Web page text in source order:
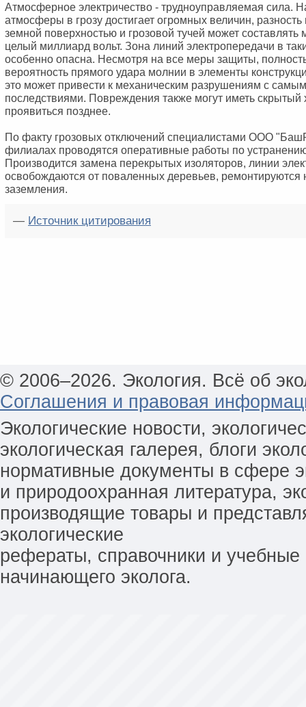
Атмосферное электричество - трудноуправляемая сила.
атмосферы в грозу достигает огромных величин,
земной поверхностью и грозовой тучей может составлять
целый миллиард вольт. Зона линий электропередачи в
особенно опасна. Несмотря на все меры защиты,
вероятность прямого удара молнии в элементы
это может привести к механическим разрушениям с
последствиями. Повреждения также могут иметь скрытый
проявиться позднее.
По факту грозовых отключений специалистами ООО
филиалах проводятся оперативные работы по
Производится замена перекрытых изоляторов, линии
освобождаются от поваленных деревьев, ремонтируются
заземления.
— Источник цитирования
© 2006–2026. Экология. Всё об
Соглашения и правовая
Экологические новости,
экологическая галерея, блоги
нормативные документы в сфере
и природоохранная литература,
производящие товары и
экологические
рефераты, справочники и
начинающего эколога.